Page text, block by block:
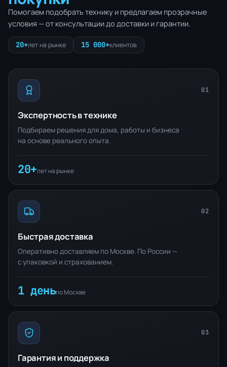
Помогаем подобрать технику и предлагаем прозрачные
условия — от консультации до доставки и гарантии.
20+лет на рынке 15 000+клиентов
01
Экспертность в технике
Подбираем решения для дома, работы и бизнеса
на основе реального опыта.
20+лет на рынке
02
Быстрая доставка
Оперативно доставляем по Москве. По России —
с упаковкой и страхованием.
1 деньпо Москве
03
Гарантия и поддержка